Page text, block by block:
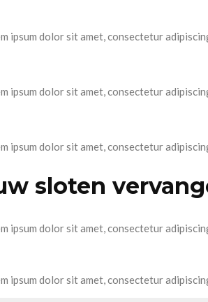
ipsum dolor sit amet, consectetur
ipsum dolor sit amet, consectetur
ipsum dolor sit amet, consectetur
sloten
ipsum dolor sit amet, consectetur
ipsum dolor sit amet, consectetur